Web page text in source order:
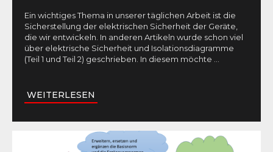
Ein wichtiges Thema in unserer täglichen Arbeit ist die
Sicherstellung der elektrischen Sicherheit der Geräte,
die wir entwickeln. In anderen Artikeln wurde schon viel
über elektrische Sicherheit und Isolationsdiagramme
(Teil 1 und Teil 2) geschrieben. In diesem möchte
WEITERLESEN